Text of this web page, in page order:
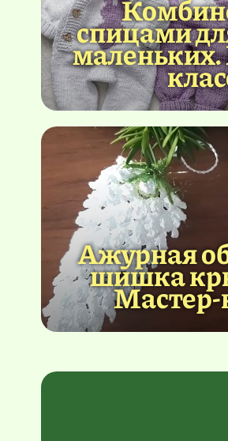
спицами
Ажурная
шишка
Мастер-